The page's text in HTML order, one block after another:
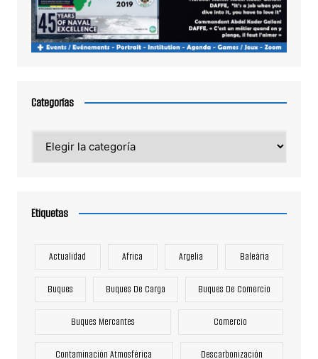
Categorías
Etiquetas
Actualidad Africa Argelia Baleària
Buques Buques De Carga Buques De Comercio
Buques Mercantes Comercio
Contaminación Atmosférica Descarbonización